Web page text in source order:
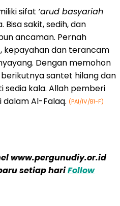
sifat ‘arud basyariah
sakit, sedih, dan
ancaman. Pernah
kepayahan dan terancam
Dengan memohon
santet hilang dan
sedia kala. Allah pemberi
dalam Al-Falaq. (PAI/IV/B1-F)
www.pergunudiy.or.id
setiap hariFollow